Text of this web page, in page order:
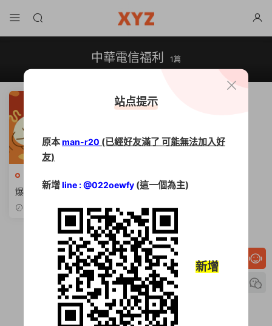
中華電信福利 1篇
爆餡鐵飯碗【2026中華電信
薪資】上看4.6萬、年薪狂領1
2025-11-20
站点提示
原本man-r20 (已經好友滿了 可能無法加入好
友)
新增line : @022oewfy (這一個為主)
新增